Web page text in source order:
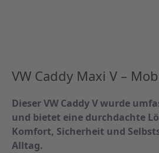
VW Caddy Maxi V –
Dieser VW Caddy V wurde
und bietet eine durchdachte
Komfort, Sicherheit und
Alltag.